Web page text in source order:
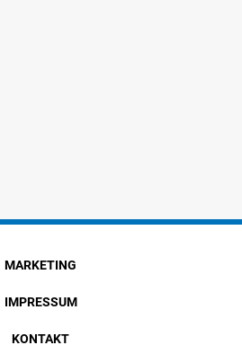
MARKETING
IMPRESSUM
KONTAKT